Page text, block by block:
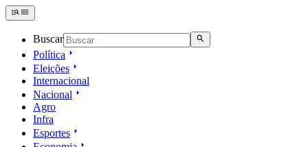
Buscar
Política
Eleições
Internacional
Nacional
Agro
Infra
Esportes